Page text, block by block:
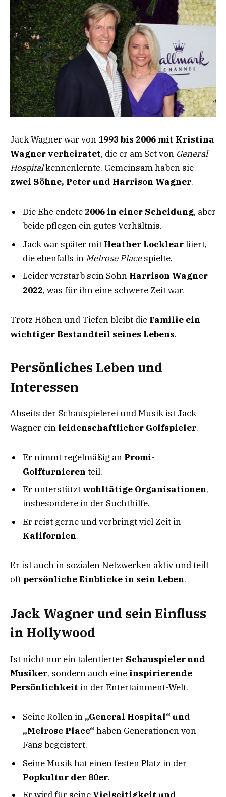
Jack Wagner war von 1993 bis 2006 mit Kristina
Wagner verheiratet, die er am Set von General
Hospitalkennenlernte. Gemeinsam haben sie
zwei Söhne, Peter und Harrison Wagner.
Die Ehe endete 2006 in einer Scheidung, aber
beide pflegen ein gutes Verhältnis.
Jack war später mit Heather Locklearliiert,
die ebenfalls in Melrose Placespielte.
Leider verstarb sein Sohn Harrison Wagner
2022, was für ihn eine schwere Zeit war.
Trotz Höhen und Tiefen bleibt die Familie ein
wichtiger Bestandteil seines Lebens.
Persönliches Leben und
Interessen
Abseits der Schauspielerei und Musik ist Jack
Wagner ein leidenschaftlicher Golfspieler.
Er nimmt regelmäßig an Promi-
Golfturnieren teil.
Er unterstützt wohltätige Organisationen,
insbesondere in der Suchthilfe.
Er reist gerne und verbringt viel Zeit in
Kalifornien.
Er ist auch in sozialen Netzwerken aktiv und teilt
oft persönliche Einblicke in sein Leben.
Jack Wagner und sein Einfluss
in Hollywood
Ist nicht nur ein talentierter Schauspieler und
Musiker, sondern auch eine inspirierende
Persönlichkeit in der Entertainment-Welt.
Seine Rollen in „General Hospital“ und
„Melrose Place“ haben Generationen von
Fans begeistert.
Seine Musik hat einen festen Platz in der
Popkultur der 80er.